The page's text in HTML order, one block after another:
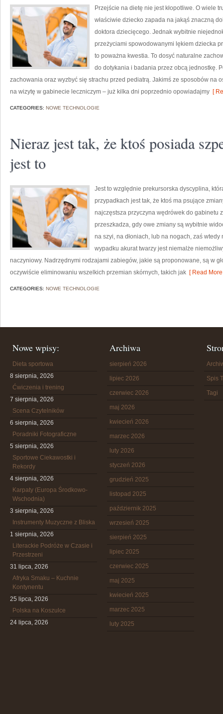
Przejście na dietę nie jest kłopotliwe. O wiele
właściwie dziecko zapada na jakąś znaczną
doktora dziecięcego. Jednak wybitnie
przeżyciami spowodowanymi lękiem dziecka
to poważna kwestia. To dosyć naturalne
do dotykania i badania przez obcą jednostkę.
zachowania oraz wyzbyć się strachu przed pediatrą. Jakimś ze sposobów na
na wizytę w gabinecie leczniczym – już kilka dni poprzednio opowiadajmy [
CATEGORIES: NOWE TECHNOLOGIE
Nieraz jest tak, że ktoś posiada
jest to
Jest to względnie prekursorska dyscyplina,
przypadkach jest tak, że ktoś ma psujące
najczęstsza przyczyna wędrówek do gabinetu
przeszkadza, gdy owe zmiany są wybitnie
na szyi, na dłoniach, lub na nogach, zaś
wypadku akurat twarzy jest niemalże
naczyniowy. Nadrzędnymi rodzajami zabiegów, jakie są proponowane, są w
oczywiście eliminowaniu wszelkich przemian skórnych, takich jak [ Read
CATEGORIES: NOWE TECHNOLOGIE
Nowe wpisy:
Dieta sportowa
8 sierpnia, 2026
Ćwiczenia i trening
7 sierpnia, 2026
Scena Czytelników
6 sierpnia, 2026
Poradniki Fotograficzne
5 sierpnia, 2026
Sportowe Ciekawostki i
Rekordy
4 sierpnia, 2026
Karpaty (Europa Środkowo-
Wschodnia)
3 sierpnia, 2026
Instrumenty Muzyczne z Bliska
1 sierpnia, 2026
Literackie Podróże w Czasie i
Przestrzeni
31 lipca, 2026
Afryka Smaku – Kuchnie
Kontynentu
25 lipca, 2026
Polska na Koszulce
24 lipca, 2026
Archiwa
sierpień 2026
lipiec 2026
czerwiec 2026
maj 2026
kwiecień 2026
marzec 2026
luty 2026
styczeń 2026
grudzień 2025
listopad 2025
październik 2025
wrzesień 2025
sierpień 2025
lipiec 2025
czerwiec 2025
maj 2025
kwiecień 2025
marzec 2025
luty 2025
Spis
Tagi